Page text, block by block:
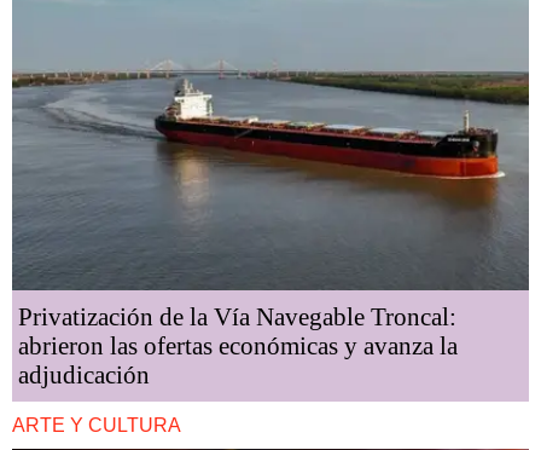
Privatización de la Vía Navegable Troncal:
abrieron las ofertas económicas y avanza la
adjudicación
ARTE Y CULTURA